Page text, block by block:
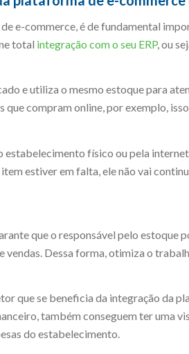
e-commerce, é de fundamental
total integração com o seu ERP, ou
e utiliza o mesmo estoque para
compram online, por exemplo,
estabelecimento físico ou pela
estiver em falta, ele não vai
que o responsável pelo estoque
vendas. Dessa forma, otimiza o
que se beneficia da integração da
também conseguem ter uma
do estabelecimento.